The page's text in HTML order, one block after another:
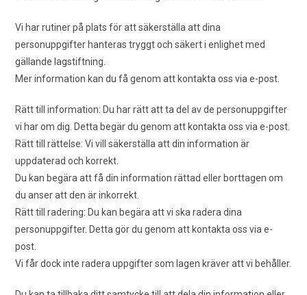
Vi har rutiner på plats för att säkerställa att dina
personuppgifter hanteras tryggt och säkert i enlighet med
gällande lagstiftning.
Mer information kan du få genom att kontakta oss via e-post.
Rätt till information: Du har rätt att ta del av de personuppgifter
vi har om dig. Detta begär du genom att kontakta oss via e-post.
Rätt till rättelse: Vi vill säkerställa att din information är
uppdaterad och korrekt.
Du kan begära att få din information rättad eller borttagen om
du anser att den är inkorrekt.
Rätt till radering: Du kan begära att vi ska radera dina
personuppgifter. Detta gör du genom att kontakta oss via e-
post.
Vi får dock inte radera uppgifter som lagen kräver att vi behåller.